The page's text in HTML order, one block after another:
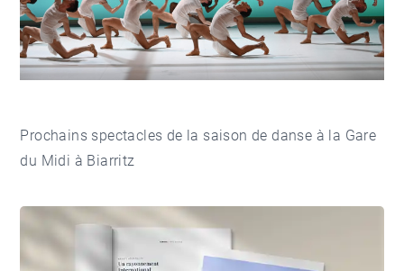
Prochains spectacles de la saison de danse à la Gare
du Midi à Biarritz